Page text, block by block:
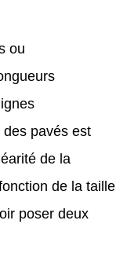
ou
pavés est
de la
de la taille
poser deux